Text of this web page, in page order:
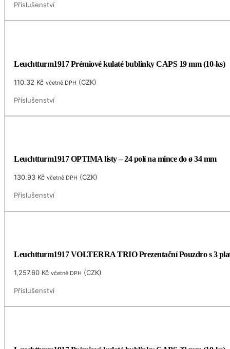
Příslušenství
Leuchtturm1917 Prémiové kulaté bublinky CAPS 19 mm (10-ks)
110.32 Kč včetně DPH (CZK)
Příslušenství
Leuchtturm1917 OPTIMA listy – 24 polí na mince do ø 34 mm
130.93 Kč včetně DPH (CZK)
Příslušenství
Leuchtturm1917 VOLTERRA TRIO Prezentační Pouzdro s 3
1,257.60 Kč včetně DPH (CZK)
Příslušenství